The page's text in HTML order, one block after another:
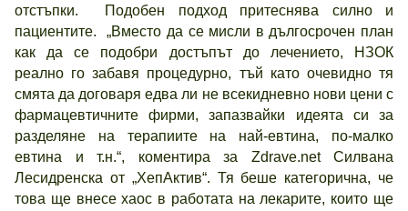
отстъпки. Подобен подход притеснява силно и
пациентите. „Вместо да се мисли в дългосрочен план
как да се подобри достъпът до лечението, НЗОК
реално го забавя процедурно, тъй като очевидно тя
смята да договаря едва ли не всекидневно нови цени с
фармацевтичните фирми, запазвайки идеята си за
разделяне на терапиите на най-евтина, по-малко
евтина и т.н.“, коментира за Zdrave.net Силвана
Лесидренска от „ХепАктив“. Тя беше категорична, че
това ще внесе хаос в работата на лекарите, които ще